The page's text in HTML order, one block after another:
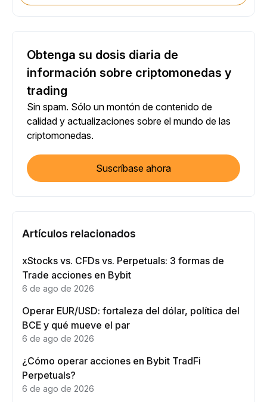
Obtenga su dosis diaria de
información sobre criptomonedas y
trading
Sin spam. Sólo un montón de contenido de
calidad y actualizaciones sobre el mundo de las
criptomonedas.
Suscríbase ahora
Artículos relacionados
xStocks vs. CFDs vs. Perpetuals: 3 formas de
Trade acciones en Bybit
6 de ago de 2026
Operar EUR/USD: fortaleza del dólar, política del
BCE y qué mueve el par
6 de ago de 2026
¿Cómo operar acciones en Bybit TradFi
Perpetuals?
6 de ago de 2026